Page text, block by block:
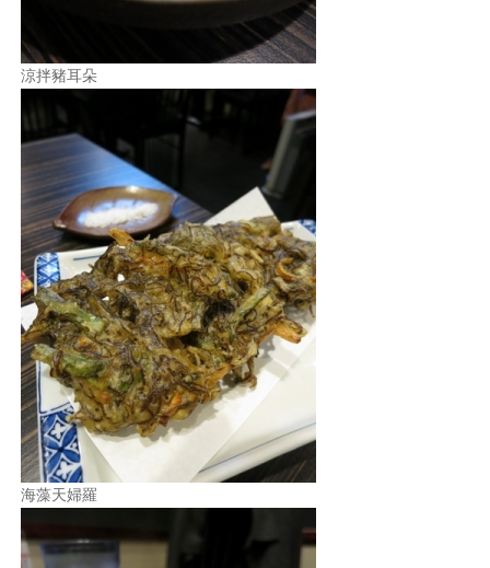
涼拌豬耳朵
海藻天婦羅